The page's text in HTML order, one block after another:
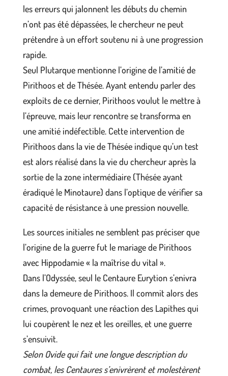
les erreurs qui jalonnent les débuts du chemin
n’ont pas été dépassées, le chercheur ne peut
prétendre à un effort soutenu ni à une progression
rapide.
Seul Plutarque mentionne l’origine de l’amitié de
Pirithoos et de Thésée. Ayant entendu parler des
exploits de ce dernier, Pirithoos voulut le mettre à
l’épreuve, mais leur rencontre se transforma en
une amitié indéfectible. Cette intervention de
Pirithoos dans la vie de Thésée indique qu’un test
est alors réalisé dans la vie du chercheur après la
sortie de la zone intermédiaire (Thésée ayant
éradiqué le Minotaure) dans l’optique de vérifier sa
capacité de résistance à une pression nouvelle.
Les sources initiales ne semblent pas préciser que
l’origine de la guerre fut le mariage de Pirithoos
avec Hippodamie « la maîtrise du vital ».
Dans l’Odyssée, seul le Centaure Eurytion s’enivra
dans la demeure de Pirithoos. Il commit alors des
crimes, provoquant une réaction des Lapithes qui
lui coupèrent le nez et les oreilles, et une guerre
s’ensuivit.
Selon Ovide qui fait une longue description du
combat, les Centaures s’enivrèrent et molestèrent